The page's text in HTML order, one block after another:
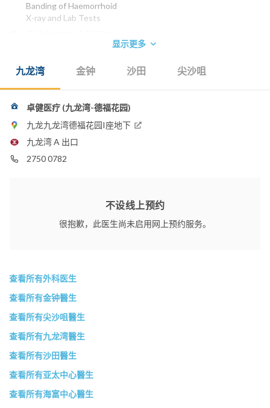
Banding of Haemorrhoid
X-ray and Lab Tests
英国爱丁堡皇家外科医学院院士 1998
英国爱丁堡皇家外科医学院院士(外科) 2002
2367 3011
2529 8668
2750 0782
drngtszki@gmail.com
显示更多
九龙湾 金钟 沙田 尖沙咀
卓健医疗 (九龙湾-德福花园)
九龙九龙湾德福花园I座地下
九龙湾 A 出口
2750 0782
不设线上预约
很抱歉，此医生尚未启用网上预约服务。
查看所有外科医生
查看所有金钟醫生
查看所有尖沙咀醫生
查看所有九龙湾醫生
查看所有沙田醫生
查看所有亚太中心醫生
查看所有海富中心醫生